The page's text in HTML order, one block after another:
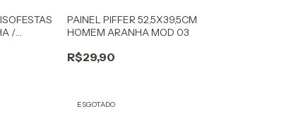
/
PAINEL PIFFER 52,5X39,5CM
HOMEM ARANHA MOD 03
R$29,90
ESGOTADO